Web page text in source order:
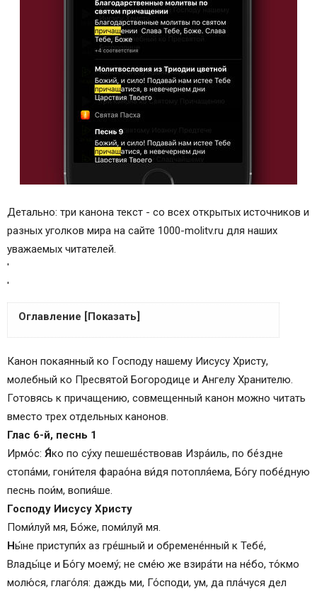
Детально: три канона текст - со всех открытых источников и
разных уголков мира на сайте 1000-molitv.ru для наших
уважаемых читателей.
'
'
Оглавление [Показать]
Седален, глас 6-й
Песнь 6
Кондак покаянного канона
Икос
Молитва ко Господу нашему Иисусу Христу
Молитвы ко Пресвятой Богородице
Молитва Ангелу хранителю
Окончание молитв
Канон покаянный ко Господу нашему Иисусу Христу,
молебный ко Пресвятой Богородице и Ангелу Хранителю.
Готовясь к причащению, совмещенный канон можно читать
вместо трех отдельных канонов.
Глас 6-й, песнь 1
Ирмо́с: Я́ко по су́ху пешеше́ствовав Изра́иль, по бе́здне
стопа́ми, гони́теля фарао́на ви́дя потопля́ема, Бо́гу побе́дную
песнь пои́м, вопия́ше.
Господу Иисусу Христу
Поми́луй мя, Бо́же, поми́луй мя.
Ны́не приступи́х аз гре́шный и обремене́нный к Тебе́,
Влады́це и Бо́гу моему́; не сме́ю же взира́ти на не́бо, то́кмо
молю́ся, глаго́ля: даждь ми, Го́споди, ум, да пла́чуся дел